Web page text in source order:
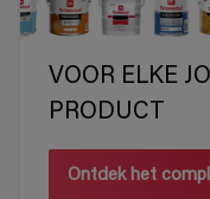
VOOR ELKE
PRODUCT
Ontdek het